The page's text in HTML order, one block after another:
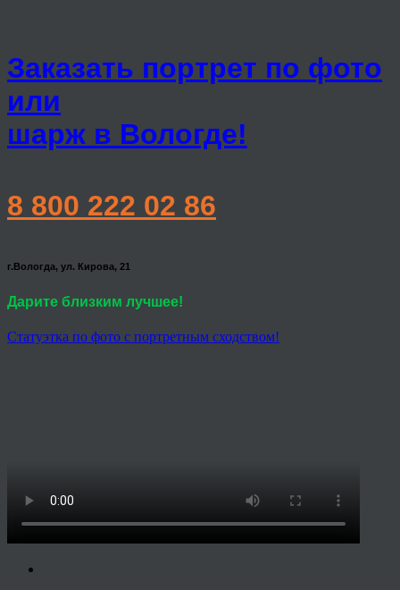
Заказать портрет по фото
или
шарж в Вологде!
8 800 222 02 86
г.Вологда, ул. Кирова, 21
Дарите близким лучшее!
Статуэтка по фото с портретным сходством!